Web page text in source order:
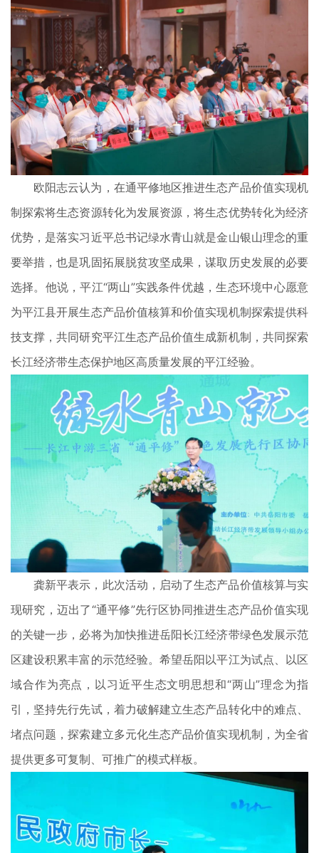
欧阳志云认为，在通平修地区推进生态产品价值实现机
制探索将生态资源转化为发展资源，将生态优势转化为经济
优势，是落实习近平总书记绿水青山就是金山银山理念的重
要举措，也是巩固拓展脱贫攻坚成果，谋取历史发展的必要
选择。他说，平江“两山”实践条件优越，生态环境中心愿意
为平江县开展生态产品价值核算和价值实现机制探索提供科
技支撑，共同研究平江生态产品价值生成新机制，共同探索
长江经济带生态保护地区高质量发展的平江经验。
龚新平表示，此次活动，启动了生态产品价值核算与实
现研究，迈出了“通平修”先行区协同推进生态产品价值实现
的关键一步，必将为加快推进岳阳长江经济带绿色发展示范
区建设积累丰富的示范经验。希望岳阳以平江为试点、以区
域合作为亮点，以习近平生态文明思想和“两山”理念为指
引，坚持先行先试，着力破解建立生态产品转化中的难点、
堵点问题，探索建立多元化生态产品价值实现机制，为全省
提供更多可复制、可推广的模式样板。